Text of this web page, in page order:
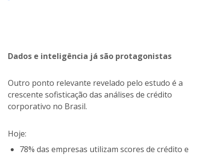
Dados e inteligência já são protagonistas
Outro ponto relevante revelado pelo estudo é a
crescente sofisticação das análises de crédito
corporativo no Brasil.
Hoje:
78% das empresas utilizam scores de crédito e